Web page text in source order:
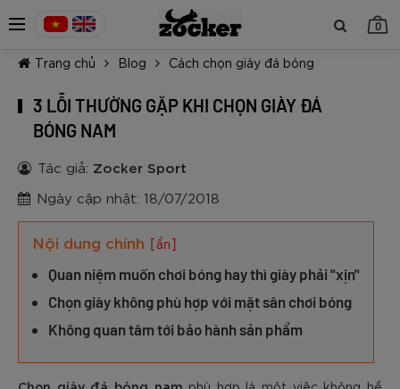
0
Trang chủ Blog Cách chọn giày đá bóng
3 LỖI THƯỜNG GẶP KHI CHỌN GIÀY ĐÁ
BÓNG NAM
Tác giả: Zocker Sport
Ngày cập nhật: 18/07/2018
Nội dung chính [ẩn]
Quan niệm muốn chơi bóng hay thì giày phải "xịn"
Chọn giày không phù hợp với mặt sân chơi bóng
Không quan tâm tới bảo hành sản phẩm